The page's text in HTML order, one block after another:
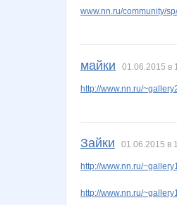
www.nn.ru/community/
майки 01.06.2015 в
http://www.nn.ru/
Зайки 01.06.2015 в
http://www.nn.ru/
http://www.nn.ru/